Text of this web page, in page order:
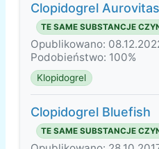
Clopidogrel Aurovitas
TE SAME SUBSTANCJE
Opublikowano:
Podobieństwo: 100%
Klopidogrel
Clopidogrel Bluefish
TE SAME SUBSTANCJE